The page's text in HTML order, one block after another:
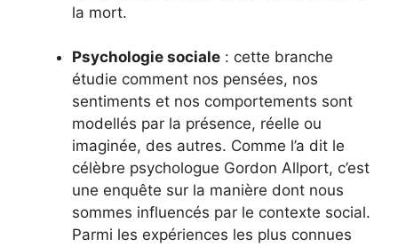
la mort.
Psychologie sociale : cette branche
étudie comment nos pensées, nos
sentiments et nos comportements sont
modellés par la présence, réelle ou
imaginée, des autres. Comme l’a dit le
célèbre psychologue Gordon Allport, c’est
une enquête sur la manière dont nous
sommes influencés par le contexte social.
Parmi les expériences les plus connues